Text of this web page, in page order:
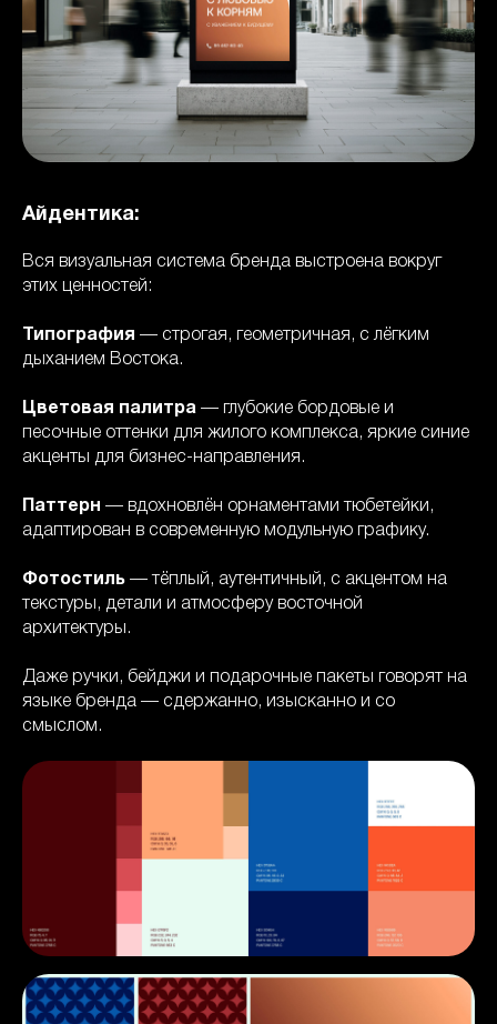
Айдентика:
Вся визуальная система бренда выстроена вокруг
этих ценностей:
Типография — строгая, геометричная, с лёгким
дыханием Востока.
Цветовая палитра — глубокие бордовые и
песочные оттенки для жилого комплекса, яркие синие
акценты для бизнес-направления.
Паттерн — вдохновлён орнаментами тюбетейки,
адаптирован в современную модульную графику.
Фотостиль — тёплый, аутентичный, с акцентом на
текстуры, детали и атмосферу восточной
архитектуры.
Даже ручки, бейджи и подарочные пакеты говорят на
языке бренда — сдержанно, изысканно и со
смыслом.